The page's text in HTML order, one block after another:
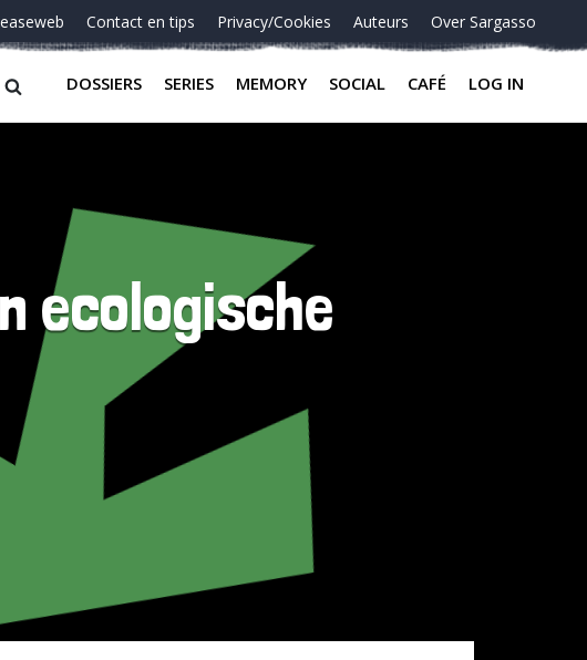
Contact en tips Privacy/Cookies Auteurs Over Sargasso
DOSSIERS SERIES MEMORY SOCIAL CAFÉ LOG IN
ecologische